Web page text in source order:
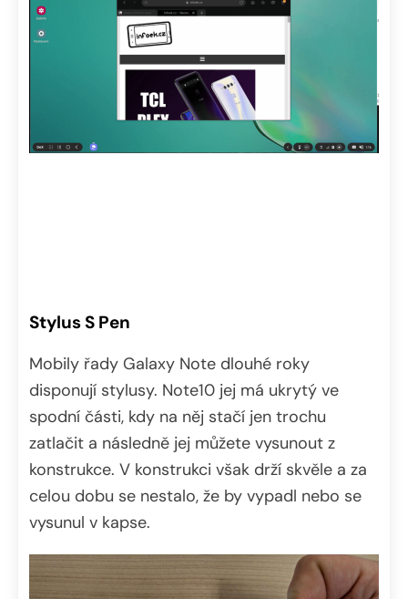
Stylus S Pen
Mobily řady Galaxy Note dlouhé roky
disponují stylusy. Note10 jej má ukrytý ve
spodní části, kdy na něj stačí jen trochu
zatlačit a následně jej můžete vysunout z
konstrukce. V konstrukci však drží skvěle a za
celou dobu se nestalo, že by vypadl nebo se
vysunul v kapse.